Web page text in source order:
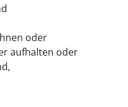
oder
aufhalten oder